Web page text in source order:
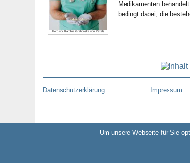
Foto von Karolina Grabowska von Pexels
Medikamenten
bedingt dabei, die
Datenschutzerklärung Impressum
Um unsere Webseite für Sie